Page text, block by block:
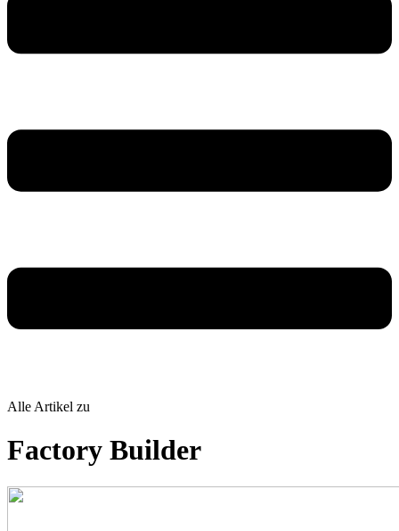
Alle Artikel zu
Factory Builder